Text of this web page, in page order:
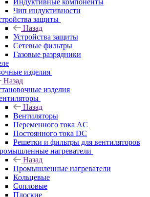
Индуктивные компоненты
Чип индуктивности
защиты
Назад
Устройства защиты
Сетевые фильтры
Газовые разрядники
изделия
Назад
изделия
Назад
Вентиляторы
Переменного тока AC
Постоянного тока DC
Решетки и фильтры для вентиляторов
нагреватели
Назад
Промышленные нагреватели
Кольцевые
Сопловые
Плоские